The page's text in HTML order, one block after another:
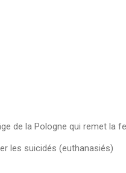
de la Pologne qui remet la
les suicidés (euthanasiés)